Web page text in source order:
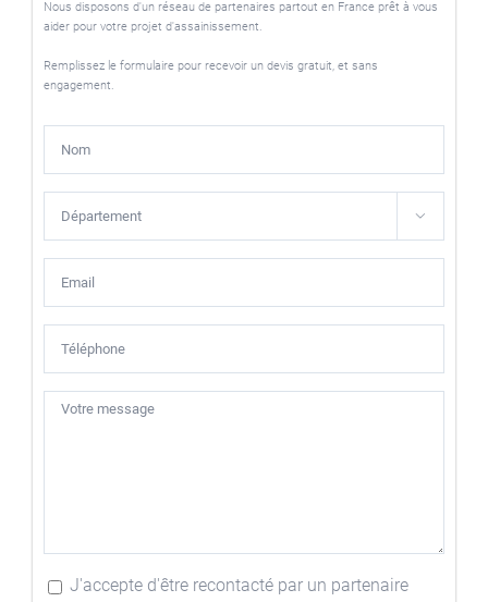
Nous disposons d'un réseau de partenaires partout en France prêt à vous
aider pour votre projet d'assainissement.
Remplissez le formulaire pour recevoir un devis gratuit, et sans
engagement.

J'accepte d'être recontacté par un partenaire